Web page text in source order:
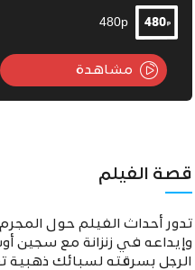
480p
مشاهدة
قصة الفيلم
تدور أحداث الفيلم حول
وإيداعه في زنزانة مع سجين